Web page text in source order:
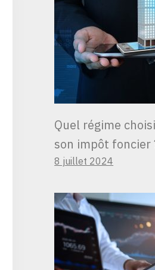
Quel régime
son impôt foncier
8 juillet 2024